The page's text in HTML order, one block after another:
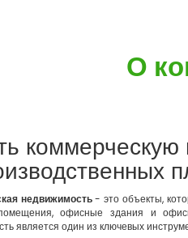
О
недвижимость- это объекты,
офисные здания и
является один из ключевых